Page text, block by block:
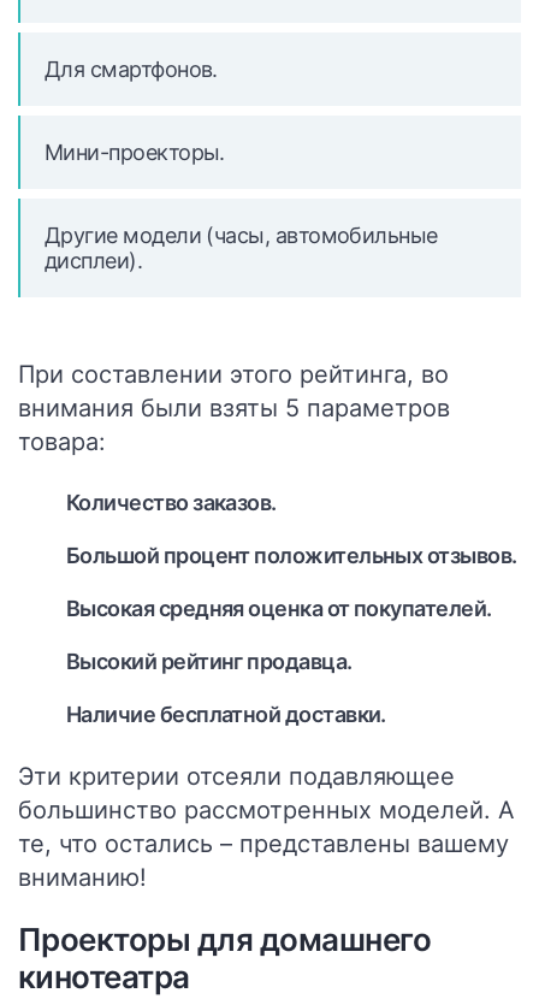
Для смартфонов.
Мини-проекторы.
Другие модели (часы, автомобильные
дисплеи).
При составлении этого рейтинга, во
внимания были взяты 5 параметров
товара:
Количество заказов.
Большой процент положительных отзывов.
Высокая средняя оценка от покупателей.
Высокий рейтинг продавца.
Наличие бесплатной доставки.
Эти критерии отсеяли подавляющее
большинство рассмотренных моделей. А
те, что остались – представлены вашему
вниманию!
Проекторы для домашнего
кинотеатра